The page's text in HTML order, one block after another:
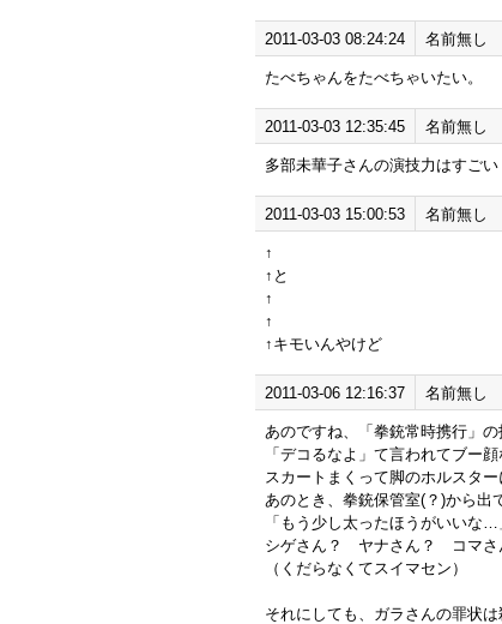
2011-03-03 08:24:24 名前無し
たべちゃんをたべちゃいたい。
2011-03-03 12:35:45 名前無し
多部未華子さんの演技力はすごい
2011-03-03 15:00:53 名前無し
↑
↑と
↑
↑
↑キモいんやけど
2011-03-06 12:16:37 名前無し
あのですね、「拳銃常時携行」
「デコるなよ」て言われてブー顔
スカートまくって脚のホルスタ
あのとき、拳銃保管室(？)から出
「もう少し太ったほうがいいな
シゲさん？ ヤナさん？ コマさ
（くだらなくてスイマセン）
それにしても、ガラさんの罪状は